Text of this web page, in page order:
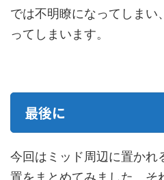
では不明瞭になってしまい
ってしまいます。
最後に
今回はミッド周辺に置かれ
置をまとめてみました。そ